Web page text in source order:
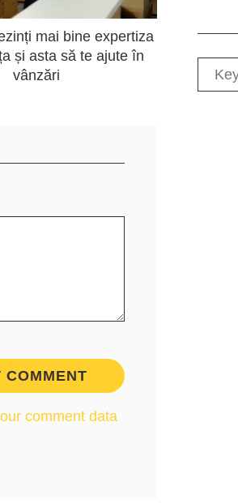
mai bine expertiza
și asta să te ajute în
vânzări
comment data